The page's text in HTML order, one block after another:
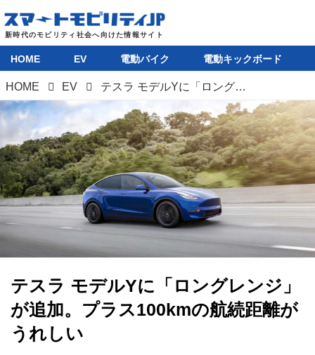
HOME EV 電動バイク 電動キックボード
HOME EV テスラ モデルYに「ロングレンジ」が追加。プラス100kmの航続距離がうれしい
テスラ モデルYに「ロングレンジ」
が追加。プラス100kmの航続距離が
うれしい